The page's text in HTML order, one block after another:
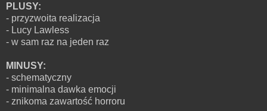
PLUSY:
- przyzwoita realizacja
- Lucy Lawless
- w sam raz na jeden raz
MINUSY:
- schematyczny
- minimalna dawka emocji
- znikoma zawartość horroru